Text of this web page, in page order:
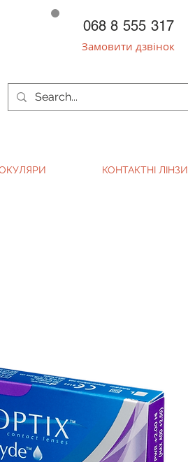
068 8 555 317
Замовити дзвінок
КОНТАКТНІ ЛІНЗИ